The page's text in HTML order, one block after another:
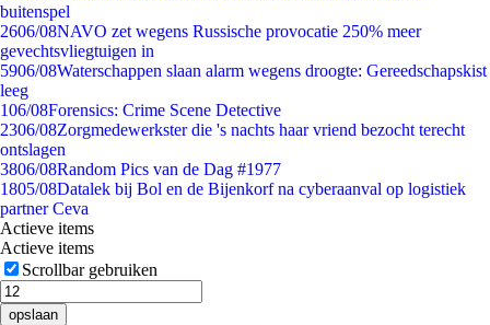
buitenspel
2606/08NAVO zet wegens Russische provocatie 250% meer
gevechtsvliegtuigen in
5906/08Waterschappen slaan alarm wegens droogte: Gereedschapskist
leeg
106/08Forensics: Crime Scene Detective
2306/08Zorgmedewerkster die 's nachts haar vriend bezocht terecht
ontslagen
3806/08Random Pics van de Dag #1977
1805/08Datalek bij Bol en de Bijenkorf na cyberaanval op logistiek
partner Ceva
Actieve items
Actieve items
Scrollbar gebruiken
opslaan